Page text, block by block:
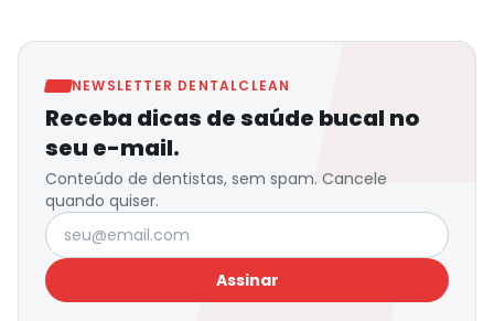
NEWSLETTER DENTALCLEAN
Receba dicas de saúde bucal no
seu e-mail.
Conteúdo de dentistas, sem spam. Cancele
quando quiser.
Seu e-mail
Assinar